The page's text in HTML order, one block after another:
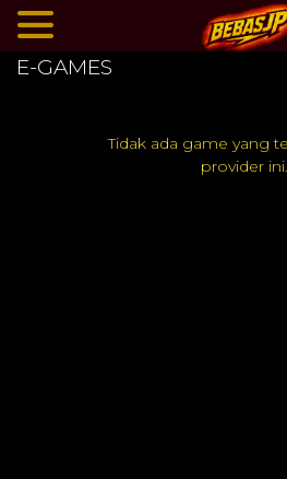
E-GAMES
Tidak ada game yang
provider ini.